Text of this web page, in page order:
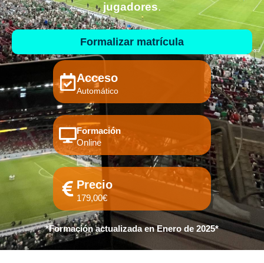
jugadores.
Formalizar matrícula
Acceso
Automático
Formación
Online
Precio
179,00€
*Formación actualizada en Enero de 2025*